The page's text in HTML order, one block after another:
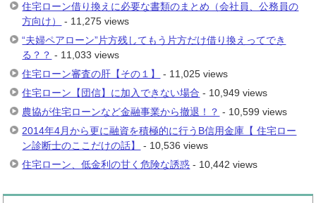
住宅ローン借り換えに必要な書類のまとめ（会社員、公務員の
方向け）
- 11,275 views
“夫婦ペアローン”片方残してもう片方だけ借り換えってでき
る？？ - 11,033 views
住宅ローン審査の肝【その１】
- 11,025 views
住宅ローン【団信】に加入できない場合 - 10,949 views
農協が住宅ローンなど金融事業から撤退！？ - 10,599 views
2014年4月から更に融資を積極的に行うB信用金庫【 住宅ロー
ン診断士のここだけの話】
- 10,536 views
住宅ローン、低金利の甘く危険な誘惑 - 10,442 views